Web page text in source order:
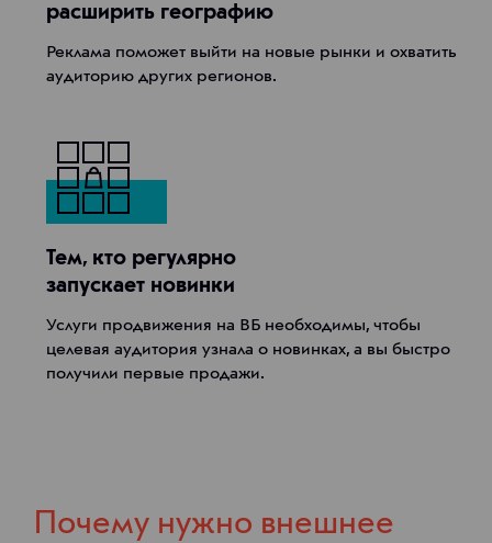
расширить географию
Реклама поможет выйти на новые рынки и охватить
аудиторию других регионов.
Тем, кто регулярно
запускает новинки
Услуги продвижения на ВБ необходимы, чтобы
целевая аудитория узнала о новинках, а вы быстро
получили первые продажи.
Почему нужно внешнее